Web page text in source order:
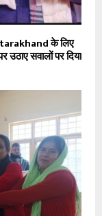
के लिए
सवालों पर दिया